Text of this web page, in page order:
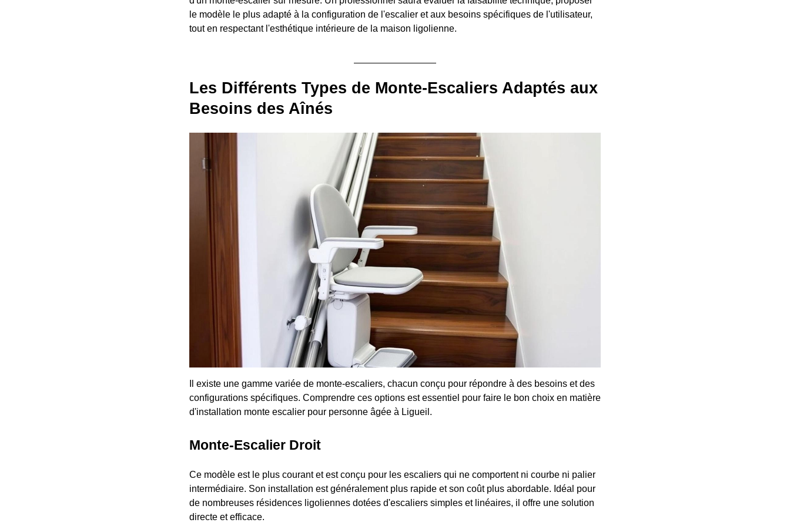
le modèle le plus adapté à la configuration de l'escalier et aux besoins spécifiques de l'utilisateur,
tout en respectant l'esthétique intérieure de la maison ligolienne.
Les Différents Types de Monte-Escaliers Adaptés aux
Besoins des Aînés
Il existe une gamme variée de monte-escaliers, chacun conçu pour répondre à des besoins et des
configurations spécifiques. Comprendre ces options est essentiel pour faire le bon choix en matière
d'installation monte escalier pour personne âgée à Ligueil.
Monte-Escalier Droit
Ce modèle est le plus courant et est conçu pour les escaliers qui ne comportent ni courbe ni palier
intermédiaire. Son installation est généralement plus rapide et son coût plus abordable. Idéal pour
de nombreuses résidences ligoliennes dotées d'escaliers simples et linéaires, il offre une solution
directe et efficace.